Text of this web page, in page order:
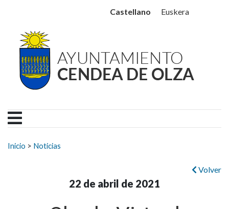
Ayuntamiento Cendea
Castellano Euskera
Buscar:
Inicio > Noticias
Volver
22 de abril de 2021